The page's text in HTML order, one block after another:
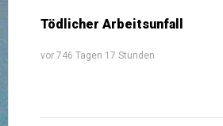
Tödlicher Arbeitsunfall
vor 746 Tagen 17 Stunden